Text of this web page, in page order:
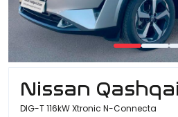
Nissan Qashqai
DIG-T 116kW Xtronic N-Connecta